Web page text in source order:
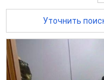
Уточнить